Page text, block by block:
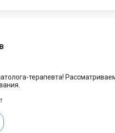
терапевта!